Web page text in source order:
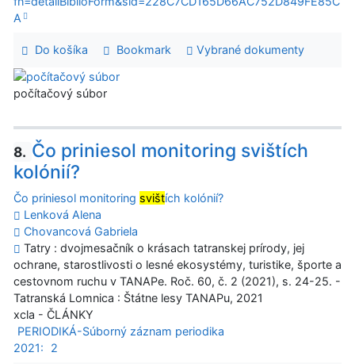
A
Do košíka Bookmark Vybrané dokumenty
počítačový súbor
8. Čo priniesol monitoring svištích
kolónií?
Čo priniesol monitoring svištích kolónií?
Lenková Alena
Chovancová Gabriela
Tatry : dvojmesačník o krásach tatranskej prírody, jej
ochrane, starostlivosti o lesné ekosystémy, turistike, športe a
cestovnom ruchu v TANAPe. Roč. 60, č. 2 (2021), s. 24-25. -
Tatranská Lomnica : Štátne lesy TANAPu, 2021
xcla - ČLÁNKY
PERIODIKÁ-Súborný záznam periodika
2021:
2